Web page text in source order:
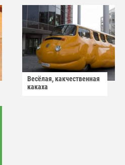
Весёлая, какчественная
какаха